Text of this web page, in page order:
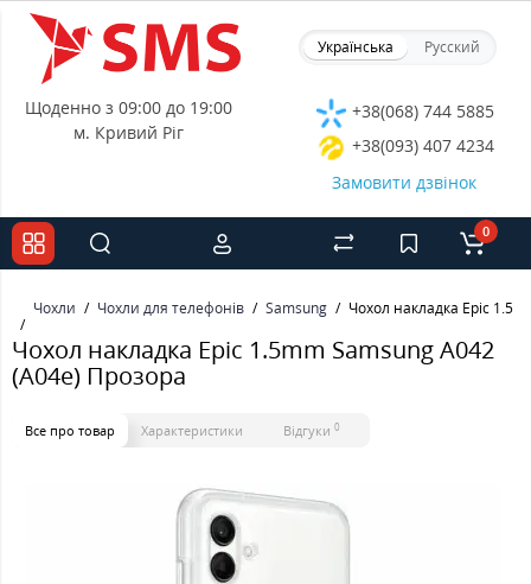
Українська Русский
Щоденно з 09:00 до 19:00
м. Кривий Ріг
+38(068) 744 5885
+38(093) 407 4234
Замовити дзвінок
0
Чохли Чохли для телефонів Samsung Чохол накладка Epic
Чохол накладка Epic 1.5mm Samsung A042
(A04e) Прозора
Все про товар Характеристики Відгуки 0